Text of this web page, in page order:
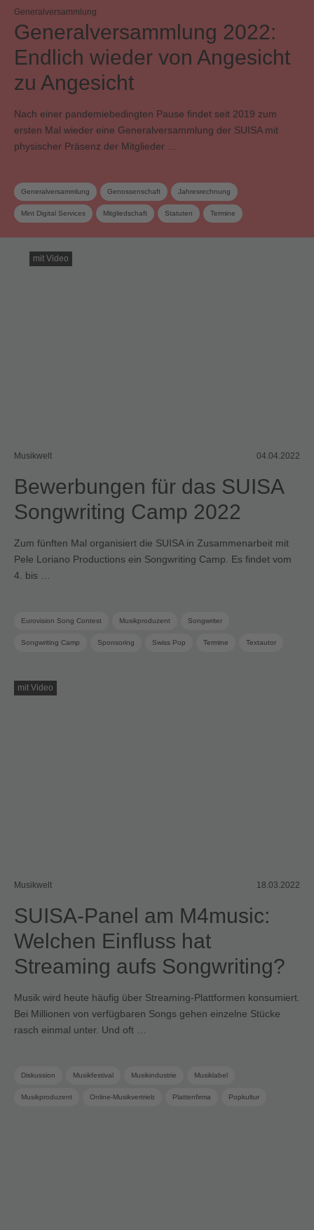
Generalversammlung
Generalversammlung 2022:
Endlich wieder von Angesicht
zu Angesicht
Nach einer pandemiebedingten Pause findet seit 2019 zum
ersten Mal wieder eine Generalversammlung der SUISA mit
physischer Präsenz der Mitglieder …
Generalversammlung Genossenschaft Jahresrechnung
Mint Digital Services Mitgliedschaft Statuten Termine
mit Video
Musikwelt 04.04.2022
Bewerbungen für das SUISA
Songwriting Camp 2022
Zum fünften Mal organisiert die SUISA in Zusammenarbeit mit
Pele Loriano Productions ein Songwriting Camp. Es findet vom
4. bis …
Eurovision Song Contest Musikproduzent Songwriter
Songwriting Camp Sponsoring Swiss Pop Termine Textautor
mit Video
Musikwelt 18.03.2022
SUISA-Panel am M4music:
Welchen Einfluss hat
Streaming aufs Songwriting?
Musik wird heute häufig über Streaming-Plattformen konsumiert.
Bei Millionen von verfügbaren Songs gehen einzelne Stücke
rasch einmal unter. Und oft …
Diskussion Musikfestival Musikindustrie Musiklabel
Musikproduzent Online-Musikvertrieb Plattenfirma Popkultur